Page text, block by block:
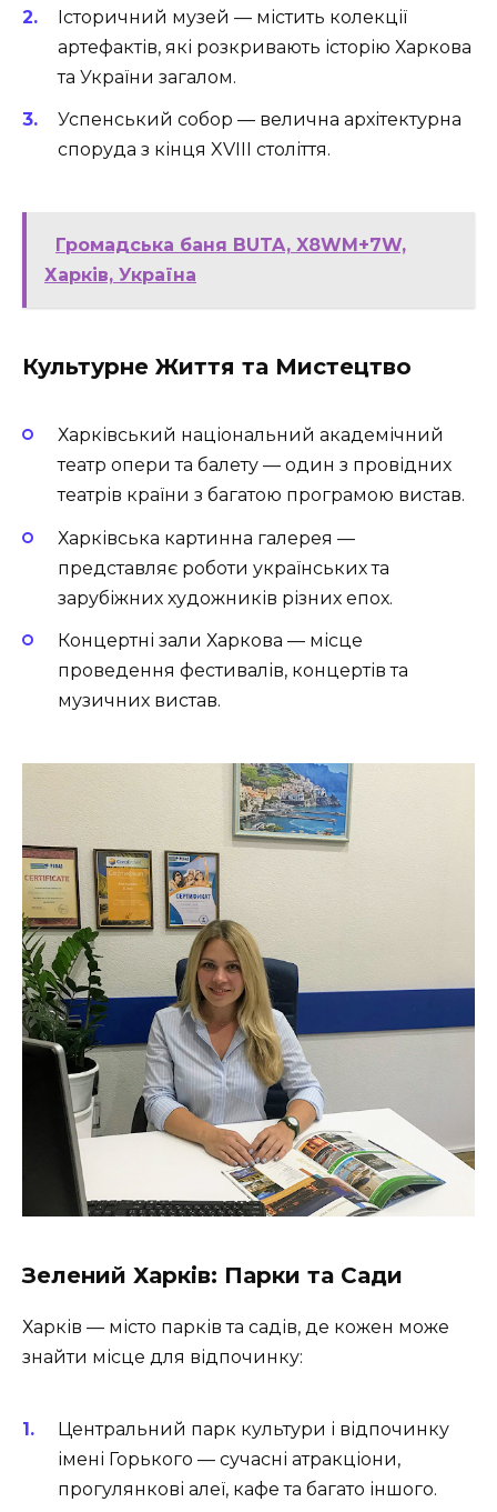
Історичний музей — містить колекції
артефактів, які розкривають історію Харкова
та України загалом.
Успенський собор — велична архітектурна
споруда з кінця XVIII століття.
Громадська баня BUTA, X8WM+7W,
Харків, Україна
Культурне Життя та Мистецтво
Харківський національний академічний
театр опери та балету — один з провідних
театрів країни з багатою програмою вистав.
Харківська картинна галерея —
представляє роботи українських та
зарубіжних художників різних епох.
Концертні зали Харкова — місце
проведення фестивалів, концертів та
музичних вистав.
Зелений Харків: Парки та Сади
Харків — місто парків та садів, де кожен може
знайти місце для відпочинку:
Центральний парк культури і відпочинку
імені Горького — сучасні атракціони,
прогулянкові алеї, кафе та багато іншого.